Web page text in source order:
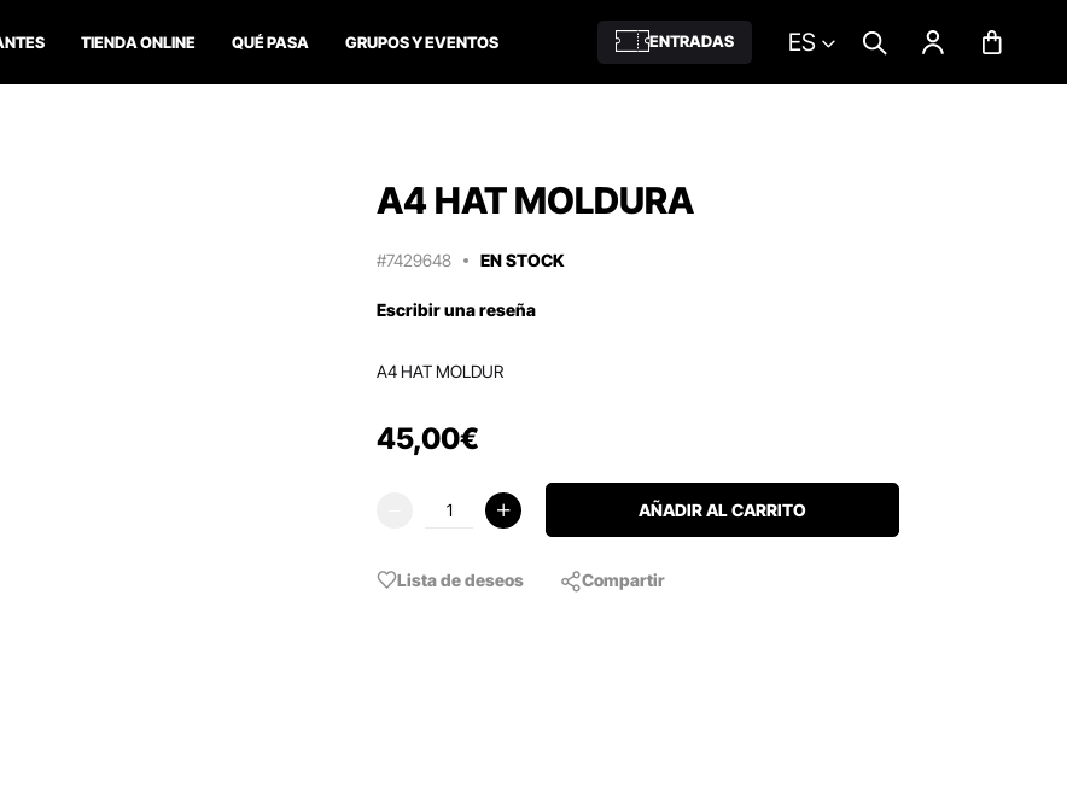
TIENDA ONLINE QUÉ PASA GRUPOS Y EVENTOS ENTRADAS ES
A4 HAT MOLDURA
#7429648 EN STOCK
Escribir una reseña
A4 HAT MOLDUR
45,00€
AÑADIR AL CARRITO
Lista de deseos Compartir